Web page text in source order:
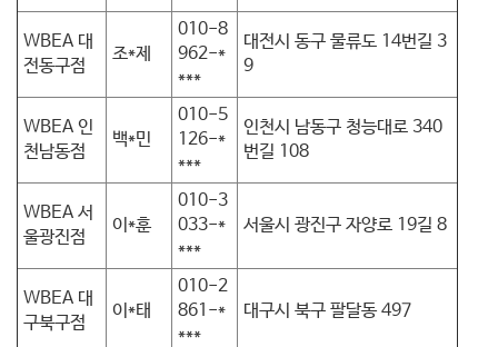
WBEA 대
전동구점
조*제
010-8
962-*
***
대전시 동구 물류도 14번길 3
9
WBEA 인
천남동점
백*민
010-5
126-*
***
인천시 남동구 청능대로 340
번길 108
WBEA 서
울광진점
이*훈
010-3
033-*
***
서울시 광진구 자양로 19길 8
WBEA 대
구북구점
이*태
010-2
861-*
***
대구시 북구 팔달동 497